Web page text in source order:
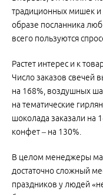
традиционных мишек и
образе посланника
всего пользуются
Растет интерес и к
Число заказов свечей
на 168%, воздушных
на тематические
шоколада заказали на
конфет – на 130%.
В целом менеджеры
достаточно сложный
праздников у людей